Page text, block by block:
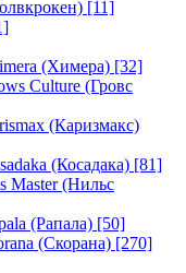
[11]
(Химера) [32]
Culture (Гровс
(Каризмакс)
(Косадака) [81]
Master (Нильс
(Рапала) [50]
(Скорана) [270]